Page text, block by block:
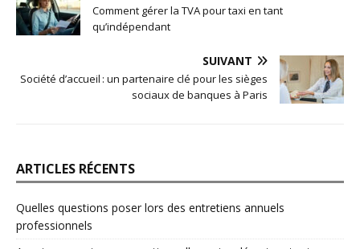
Comment gérer la TVA pour taxi en tant
qu’indépendant
SUIVANT
Société d’accueil : un partenaire clé pour les sièges
sociaux de banques à Paris
ARTICLES RÉCENTS
Quelles questions poser lors des entretiens annuels
professionnels